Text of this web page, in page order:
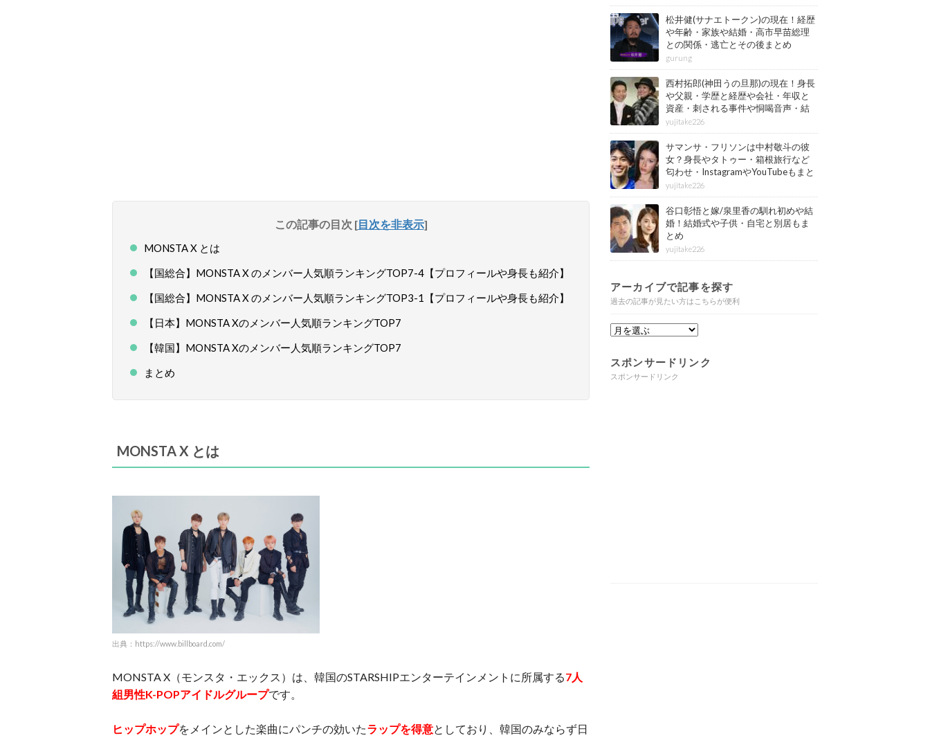
この記事の目次 [目次を非表示]
MONSTA X とは
【国総合】MONSTA X のメンバー人気順ランキングTOP7-4【プロフィールや身長も紹介】
【国総合】MONSTA X のメンバー人気順ランキングTOP3-1【プロフィールや身長も紹介】
【日本】MONSTA Xのメンバー人気順ランキングTOP7
【韓国】MONSTA Xのメンバー人気順ランキングTOP7
まとめ
MONSTA X とは
出典：https://www.billboard.com/
MONSTA X（モンスタ・エックス）は、韓国のSTARSHIPエンターテインメントに所属する7人
組男性K-POPアイドルグループです。
ヒップホップをメインとした楽曲にパンチの効いたラップを得意としており、韓国のみならず日
松井健(サナエトークン)の現在！経歴
や年齢・家族や結婚・高市早苗総理
との関係・逃亡とその後まとめ
gurung
西村拓郎(神田うの旦那)の現在！身長
や父親・学歴と経歴や会社・年収と
資産・刺される事件や恫喝音声・結
婚と子供や自宅・脳梗塞の病気もま
とめ
yujitake226
サマンサ・フリソンは中村敬斗の彼
女？身長やタトゥー・箱根旅行など
匂わせ・InstagramやYouTubeもまと
め
yujitake226
谷口彰悟と嫁/泉里香の馴れ初めや結
婚！結婚式や子供・自宅と別居もま
とめ
yujitake226
アーカイブで記事を探す
過去の記事が見たい方はこちらが便利
スポンサードリンク
スポンサードリンク